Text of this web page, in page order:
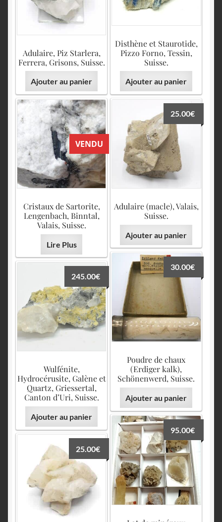
Disthène et Staurotide,
Pizzo Forno, Tessin,
Suisse.
Ajouter au panier
Adulaire, Piz Starlera,
Ferrera, Grisons, Suisse.
Ajouter au panier
VENDU
Cristaux de Sartorite,
Lengenbach, Binntal,
Valais, Suisse.
Lire Plus
Adulaire (macle), Valais,
Suisse.
25.00€
Ajouter au panier
Poudre de chaux
(Erdiger kalk),
Schönenwerd, Suisse.
30.00€
Ajouter au panier
Wulfénite,
Hydrocérusite, Galène et
Quartz, Griessertal,
Canton d’Uri, Suisse.
245.00€
Ajouter au panier
95.00€
25.00€